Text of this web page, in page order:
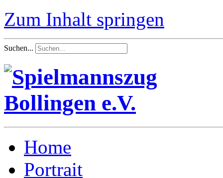
Zum Inhalt springen
Suchen...
Home
Portrait